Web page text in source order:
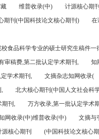
维普收录(中)
计源核心期
期刊(中国科技论文核心期刊) 在
食品科学专业的硕士研究生稿件一
审稿费,第二批认定学术期刊,
知
学术期刊, 文摘杂志知网收录(
北大核心期刊(中国人文社会科
期刊,
万方收录,第一批认定学术
网收录(中)维普收录(中)
文摘与
源核心期刊 (中国科技论文核心